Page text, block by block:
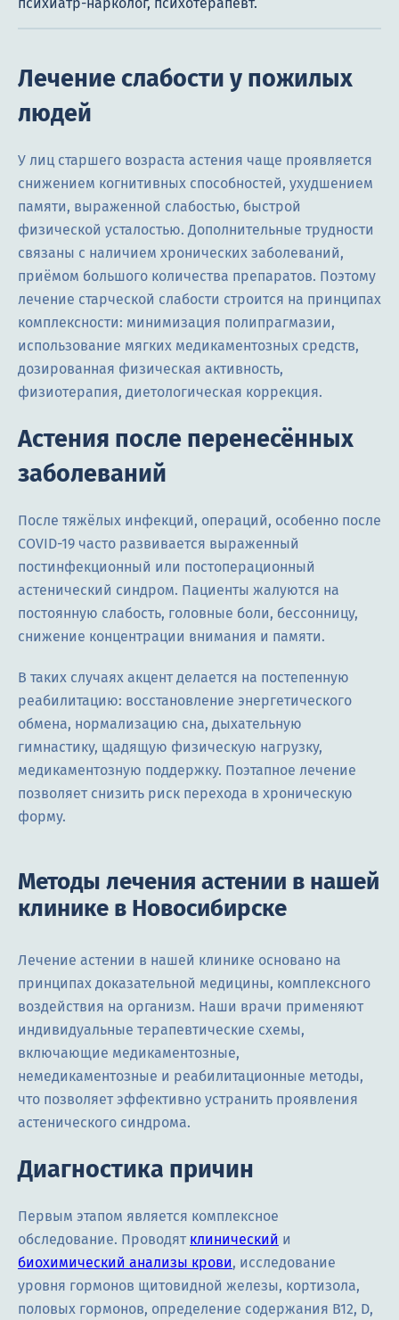
Лечение слабости у пожилых
людей
У лиц старшего возраста астения чаще проявляется
снижением когнитивных способностей, ухудшением
памяти, выраженной слабостью, быстрой
физической усталостью. Дополнительные трудности
связаны с наличием хронических заболеваний,
приёмом большого количества препаратов. Поэтому
лечение старческой слабости строится на принципах
комплексности: минимизация полипрагмазии,
использование мягких медикаментозных средств,
дозированная физическая активность,
физиотерапия, диетологическая коррекция.
Астения после перенесённых
заболеваний
После тяжёлых инфекций, операций, особенно после
COVID-19 часто развивается выраженный
постинфекционный или постоперационный
астенический синдром. Пациенты жалуются на
постоянную слабость, головные боли, бессонницу,
снижение концентрации внимания и памяти.
В таких случаях акцент делается на постепенную
реабилитацию: восстановление энергетического
обмена, нормализацию сна, дыхательную
гимнастику, щадящую физическую нагрузку,
медикаментозную поддержку. Поэтапное лечение
позволяет снизить риск перехода в хроническую
форму.
Методы лечения астении в нашей
клинике в Новосибирске
Лечение астении в нашей клинике основано на
принципах доказательной медицины, комплексного
воздействия на организм. Наши врачи применяют
индивидуальные терапевтические схемы,
включающие медикаментозные,
немедикаментозные и реабилитационные методы,
что позволяет эффективно устранить проявления
астенического синдрома.
Диагностика причин
Первым этапом является комплексное
обследование. Проводят клинический и
биохимический анализы крови, исследование
уровня гормонов щитовидной железы, кортизола,
половых гормонов, определение содержания B12, D,